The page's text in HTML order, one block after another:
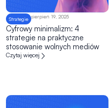
Strategie sierpień 19, 2025
Cyfrowy minimalizm: 4
strategie na praktyczne
stosowanie wolnych mediów
Czytaj więcej